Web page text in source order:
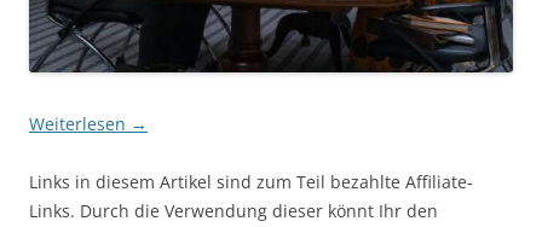
Weiterlesen →
Links in diesem Artikel sind zum Teil bezahlte Affiliate-
Links. Durch die Verwendung dieser könnt Ihr den